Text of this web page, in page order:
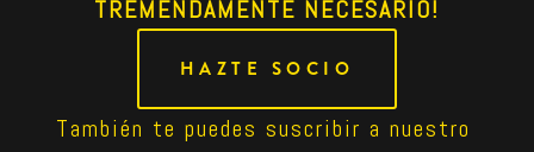
TREMENDAMENTE NECESARIO!
HAZTE SOCIO